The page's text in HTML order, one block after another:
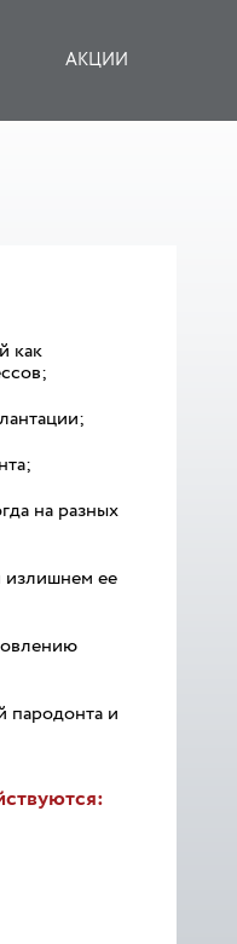
АКЦИИ
как
на разных
излишнем ее
пародонта и